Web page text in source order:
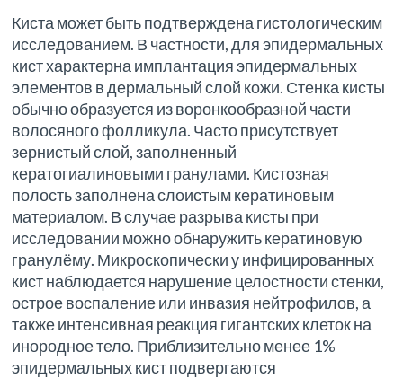
Киста может быть подтверждена гистологическим
исследованием. В частности, для эпидермальных
кист характерна имплантация эпидермальных
элементов в дермальный слой кожи. Стенка кисты
обычно образуется из воронкообразной части
волосяного фолликула. Часто присутствует
зернистый слой, заполненный
кератогиалиновыми гранулами. ​Кистозная
полость заполнена слоистым кератиновым
материалом. В случае разрыва кисты при
исследовании можно обнаружить кератиновую
гранулёму. Микроскопически у инфицированных
кист наблюдается нарушение целостности стенки,
острое воспаление или инвазия нейтрофилов, а
также интенсивная реакция гигантских клеток на
инородное тело. Приблизительно менее 1%
эпидермальных кист подвергаются